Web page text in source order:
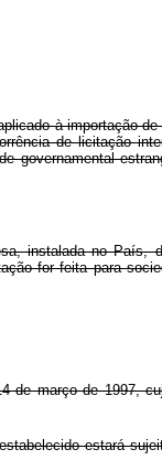
à importação
de licitação
governamental
instalada no País,
for feita para
de março de 1997,
estará